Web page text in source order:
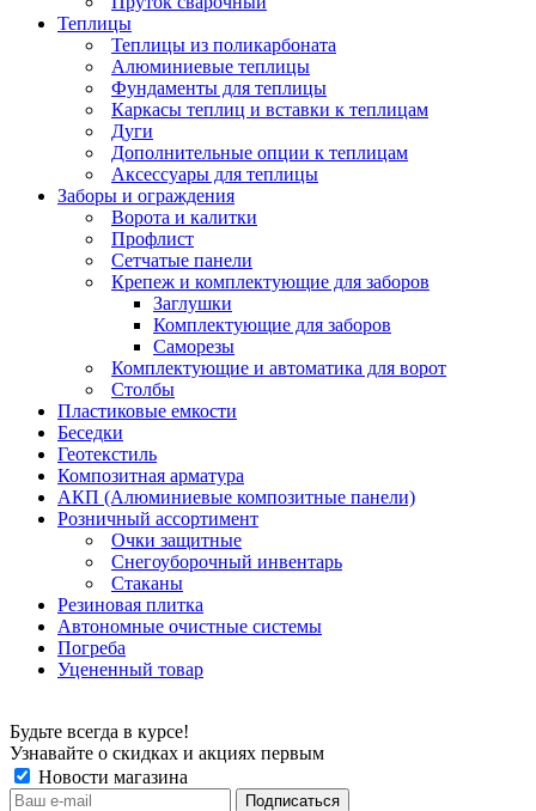
Теплицы
Теплицы из поликарбоната
Алюминиевые теплицы
Фундаменты для теплицы
Каркасы теплиц и вставки к теплицам
Дуги
Дополнительные опции к теплицам
Аксессуары для теплицы
Заборы и ограждения
Ворота и калитки
Профлист
Сетчатые панели
Крепеж и комплектующие для заборов
Заглушки
Комплектующие для заборов
Саморезы
Комплектующие и автоматика для ворот
Столбы
Пластиковые емкости
Беседки
Геотекстиль
Композитная арматура
АКП (Алюминиевые композитные панели)
Розничный ассортимент
Очки защитные
Снегоуборочный инвентарь
Стаканы
Резиновая плитка
Автономные очистные системы
Погреба
Уцененный товар
Будьте всегда в курсе!
Узнавайте о скидках и акциях первым
Новости магазина